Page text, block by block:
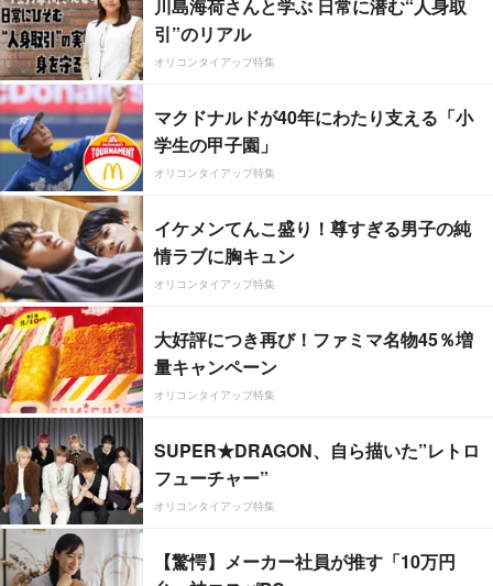
川島海荷さんと学ぶ 日常に潜む“人身取
引”のリアル
オリコンタイアップ特集
マクドナルドが40年にわたり支える「小
学生の甲子園」
オリコンタイアップ特集
イケメンてんこ盛り！尊すぎる男子の純
情ラブに胸キュン
オリコンタイアップ特集
大好評につき再び！ファミマ名物45％増
量キャンペーン
オリコンタイアップ特集
SUPER★DRAGON、自ら描いた”レトロ
フューチャー”
オリコンタイアップ特集
【驚愕】メーカー社員が推す「10万円